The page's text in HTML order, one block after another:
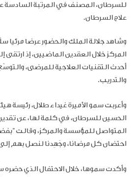
للسرطان، المصنف في المرتبة
علاج السرطان.
وشاهد جلالة الملك والحضور عرضا
المركز خلال العقدين الماضيين، إذ
أحدث التقنيات العلاجية للمرضى،
والتدريب.
وأعربت سمو الأميرة غيداء طلال، رئيسة
الحسين للسرطان، في كلمة لها، عن
المتواصل للمؤسسة والمركز، وقالت
احتضان كل مرضانا، وجَهِدنا لنصل بهم إلى
وأكدت سموها، خلال الاحتفال الذي حضره